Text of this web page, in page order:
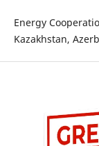
Energy
Kazakhstan,